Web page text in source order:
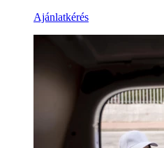
Ajánlatkérés